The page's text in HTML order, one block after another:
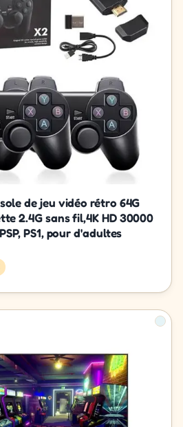
de jeu vidéo rétro 64G
2.4G sans fil,4K HD 30000
PS1, pour d'adultes